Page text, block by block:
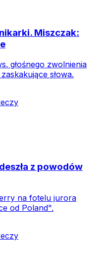
Miszczak:
głośnego zwolnienia
słowa.
z powodów
na fotelu jurora
od Poland".